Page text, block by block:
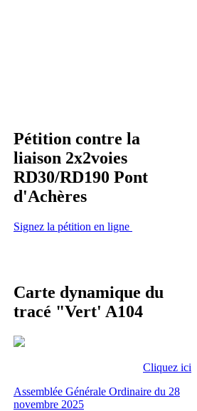
Pétition contre la
liaison 2x2voies
RD30/RD190 Pont
d'Achères
Signez la pétition en ligne
Carte dynamique du
tracé "Vert' A104
Cliquez ici
Assemblée Générale Ordinaire du 28
novembre 2025